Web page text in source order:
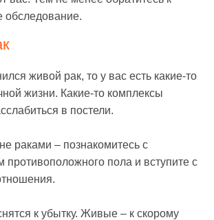
обследование.
живой рак, то у вас есть какие-то
жизни. Какие-то комплексы
в постели.
раками – познакомитесь с
противоположного пола и вступите с
к убытку. Живые – к скорому